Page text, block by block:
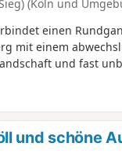
(Köln und
einen
mit einem
und fast
Blankenberg mit
das idyllische Tal
Krabachtal
neobarocken
und schöne